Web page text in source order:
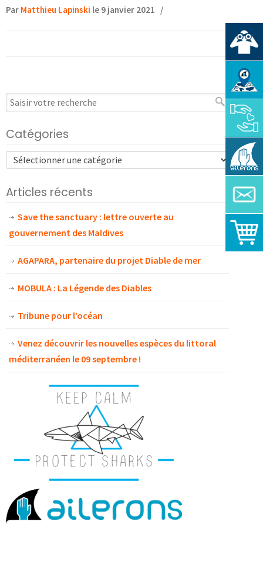
Par Matthieu Lapinski le 9 janvier 2021 /
Catégories
Articles récents
Save the sanctuary : lettre ouverte au
gouvernement des Maldives
AGAPARA, partenaire du projet Diable de mer
MOBULA : La Légende des Diables
Tribune pour l’océan
Venez découvrir les nouvelles espèces du littoral
méditerranéen le 09 septembre !